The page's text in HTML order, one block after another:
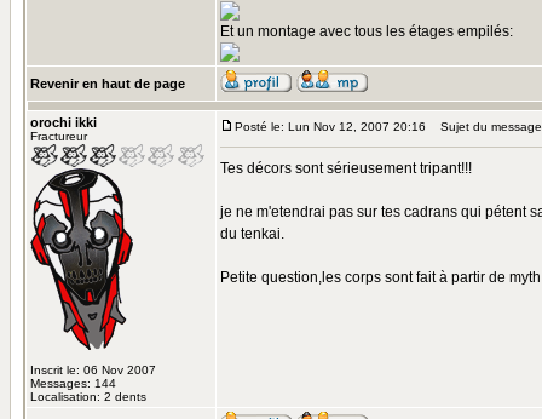
Et un montage avec tous les étages empilés:
Revenir en haut de page
orochi ikki
Fractureur
Inscrit le: 06 Nov 2007
Messages: 144
Localisation: 2 dents
Posté le: Lun Nov 12, 2007 20:16 Sujet du
Tes décors sont sérieusement tripant!!!
je ne m'etendrai pas sur tes cadrans qui pétent
du tenkai.
Petite question,les corps sont fait à partir de